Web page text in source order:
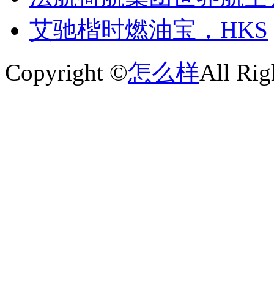
艾驰楷时燃油宝，HKS
Copyright ©怎么样All